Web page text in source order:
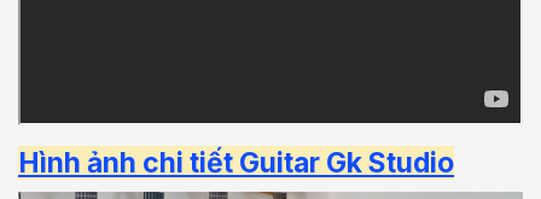
Hình ảnh chi tiết Guitar Gk Studio